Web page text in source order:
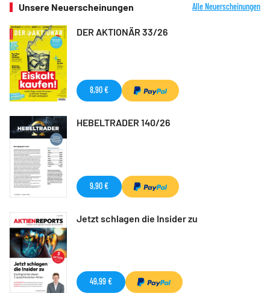
Unsere Neuerscheinungen Alle Neuerscheinungen
DER AKTIONÄR 33/26
8,90 €
HEBELTRADER 140/26
9,90 €
Jetzt schlagen die Insider zu
49,99 €